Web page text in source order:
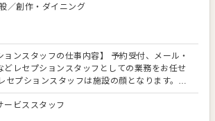
／創作・ダイニング
ョンスタッフの仕事内容】 予約受付、メール・
どレセプションスタッフとしての業務をお任せ
セプションスタッフは施設の顔となります。感
いただいたり、改善要求などのご意見を直接い
もあります。それらの内容をメンバーに共有し
ービススタッフ